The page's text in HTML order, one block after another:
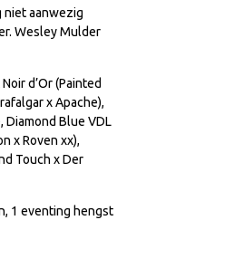
niet aanwezig
Wesley Mulder
d’Or (Painted
x Apache),
Diamond Blue VDL
x Roven xx),
Touch x Der
1 eventing hengst